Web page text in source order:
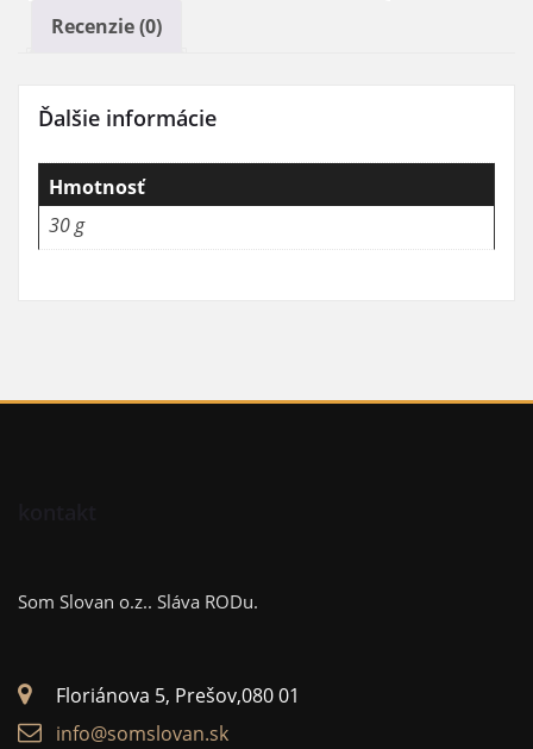
Recenzie (0)
Ďalšie informácie
Hmotnosť
30 g
Som Slovan o.z.. Sláva RODu.
Floriánova 5, Prešov,080 01
info@somslovan.sk